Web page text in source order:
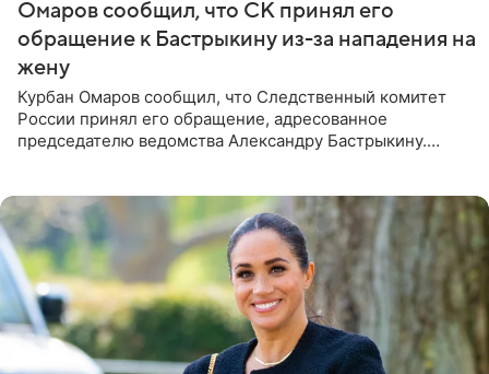
Омаров сообщил, что СК принял его
обращение к Бастрыкину из-за нападения на
жену
Курбан Омаров сообщил, что Следственный комитет
России принял его обращение, адресованное
председателю ведомства Александру Бастрыкину.